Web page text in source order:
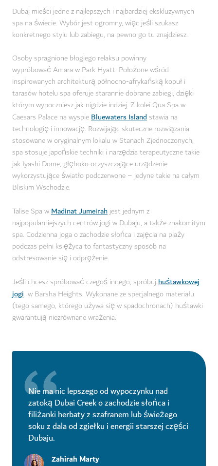
Dubaj mieści jedne z najlepszych i najbardziej ekskluzywnych
spa na świecie. Wybór jest ogromny, więc jeśli szukasz
konkretnego stylu lub zabiegu, na pewno go tu znajdziesz.
Osoby spragnione błogiego relaksu powinny
wypróbować Amara w Park Hyatt. Położone wśród
inspirowanych architekturą północno-afrykańską kopuł i
tarasów hotelu spa oferuje starannie dobrane zabiegi, dzięki
którym wypoczniesz jak nigdzie indziej. Z kolei Qua Spa w
Caesars Palace na wyspieBluewaters Island stawia na
technologię i innowację. Rozwijając skuteczne rozwiązania
stosowane w oryginalnym lokalu w Stanach Zjednoczonych,
spa stosuje japońskie techniki i narzędzia terapeutyczne takie
jak Iyashi Dome, głęboko oczyszczające urządzenie
wykorzystujące światło podczerwone – jedyne takie na całym
Bliskim Wschodzie.
Talise Spa wMadinat Jumeirah jest jednym z
najpopularniejszych centrów jogi w Dubaju, a także znakomitym
spa. Codzienna joga o zachodzie słońca i zajęcia na plaży
podczas pełni księżyca to fantastyczny sposób na
odstresowanie się i odprężenie.
Jeśli chcesz spróbować czegoś innego, spróbuj huśtawkowej
jogi w Barsha Heights. Wykonane ze specjalnego materiału
(tego samego, którego używa się w spadochronach) huśtawki
gwarantują niezrównane wrażenia.
Nie ma nic lepszego od wypoczynku nad
zatoką Dubai Creek o zachodzie słońca i
filiżanki herbaty z szafranem lub świeżego
soku z dala od zgiełku i energii starszej części
Dubaju.
Zahirah Marty